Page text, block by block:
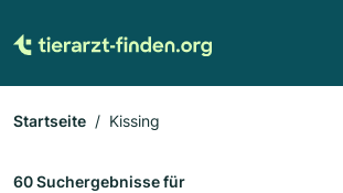
Startseite Kissing
60 Suchergebnisse für